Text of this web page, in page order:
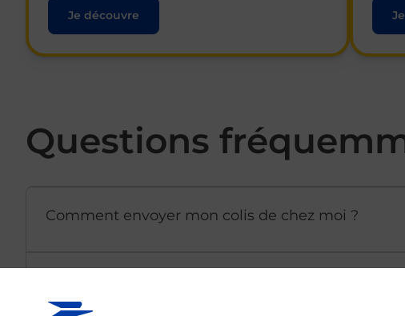
Je découvre
Questions
Comment envoyer mon colis de chez moi ?